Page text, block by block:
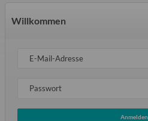
Willkommen
E-Mail-Adresse
Passwort
Anmelden